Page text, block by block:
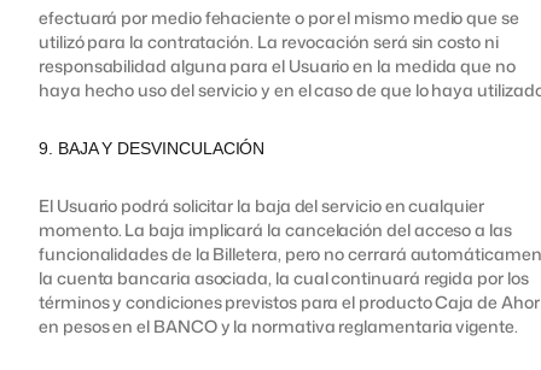
efectuará por medio fehaciente o por el mismo medio que se
utilizó para la contratación. La revocación será sin costo ni
responsabilidad alguna para el Usuario en la medida que no
haya hecho uso del servicio y en el caso de que lo haya
9. BAJA Y DESVINCULACIÓN
El Usuario podrá solicitar la baja del servicio en cualquier
momento. La baja implicará la cancelación del acceso a las
funcionalidades de la Billetera, pero no cerrará
la cuenta bancaria asociada, la cual continuará regida por los
términos y condiciones previstos para el producto Caja de
en pesos en el BANCO y la normativa reglamentaria vigente.